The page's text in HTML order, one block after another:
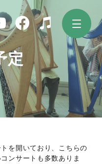
定
を開いており、こちらの
ンサートも多数ありま